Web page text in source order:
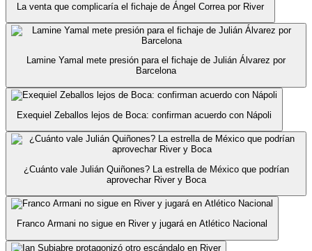
La venta que complicaría el fichaje de Ángel Correa por River
Lamine Yamal mete presión para el fichaje de Julián Álvarez por
Barcelona
Exequiel Zeballos lejos de Boca: confirman acuerdo con Nápoli
¿Cuánto vale Julián Quiñones? La estrella de México que podrían
aprovechar River y Boca
Franco Armani no sigue en River y jugará en Atlético Nacional